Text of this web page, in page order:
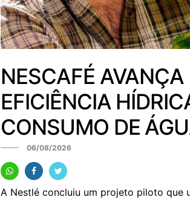
NESCAFÉ AVANÇA
EFICIÊNCIA
CONSUMO DE
06/08/2026
A Nestlé concluiu um projeto piloto que